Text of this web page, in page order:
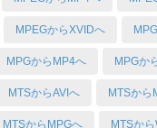
MPEGからXVIDへ
MPGからMP4へ MPGか
MTSからAVIへ MTSから
MTSからMPGへ MTSか